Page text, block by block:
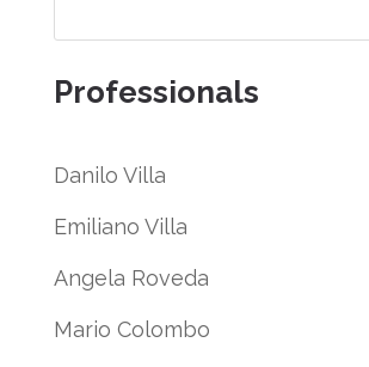
Professionals
Danilo Villa
Emiliano Villa
Angela Roveda
Mario Colombo